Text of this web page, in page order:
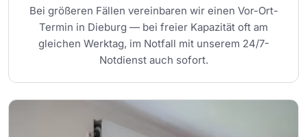
Bei größeren Fällen vereinbaren wir einen Vor-Ort-
Termin in Dieburg — bei freier Kapazität oft am
gleichen Werktag, im Notfall mit unserem 24/7-
Notdienst auch sofort.